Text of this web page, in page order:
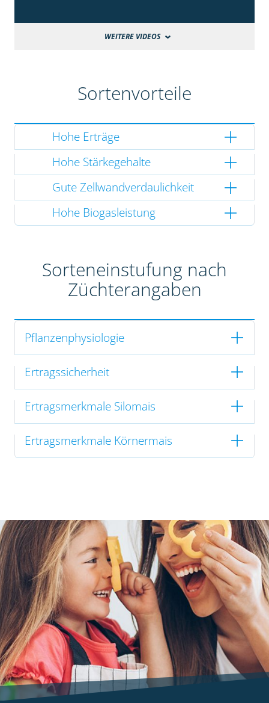
WEITERE VIDEOS
Sortenvorteile
Hohe Erträge
Hohe Stärkegehalte
Gute Zellwandverdaulichkeit
Hohe Biogasleistung
Sorteneinstufung nach
Züchterangaben
Pflanzenphysiologie
Ertragssicherheit
Ertragsmerkmale Silomais
Ertragsmerkmale Körnermais